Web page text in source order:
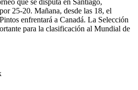
que se disputa en Santiago,
25-20. Mañana, desde las 18, el
enfrentará a Canadá. La Selección
para la clasificación al Mundial de